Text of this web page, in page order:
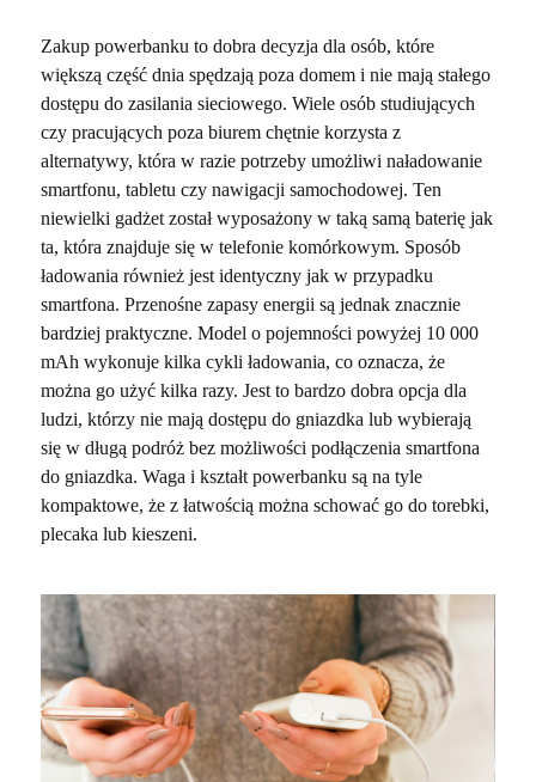
Zakup powerbanku to dobra decyzja dla osób, które
większą część dnia spędzają poza domem i nie mają stałego
dostępu do zasilania sieciowego. Wiele osób studiujących
czy pracujących poza biurem chętnie korzysta z
alternatywy, która w razie potrzeby umożliwi naładowanie
smartfonu, tabletu czy nawigacji samochodowej. Ten
niewielki gadżet został wyposażony w taką samą baterię jak
ta, która znajduje się w telefonie komórkowym. Sposób
ładowania również jest identyczny jak w przypadku
smartfona. Przenośne zapasy energii są jednak znacznie
bardziej praktyczne. Model o pojemności powyżej 10 000
mAh wykonuje kilka cykli ładowania, co oznacza, że
można go użyć kilka razy. Jest to bardzo dobra opcja dla
ludzi, którzy nie mają dostępu do gniazdka lub wybierają
się w długą podróż bez możliwości podłączenia smartfona
do gniazdka. Waga i kształt powerbanku są na tyle
kompaktowe, że z łatwością można schować go do torebki,
plecaka lub kieszeni.